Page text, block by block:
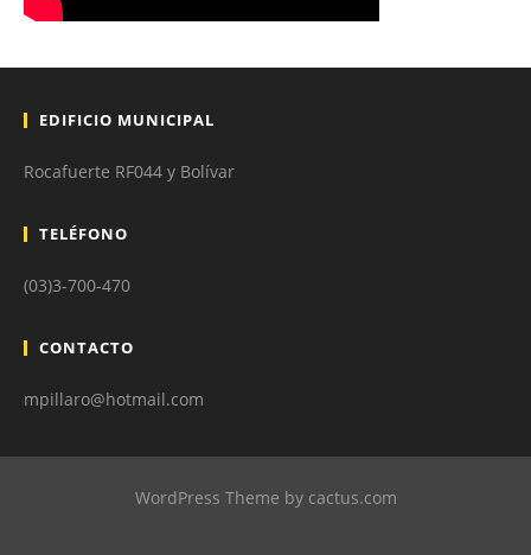
EDIFICIO MUNICIPAL
Rocafuerte RF044 y Bolívar
TELÉFONO
(03)3-700-470
CONTACTO
mpillaro@hotmail.com
WordPress Theme by cactus.com